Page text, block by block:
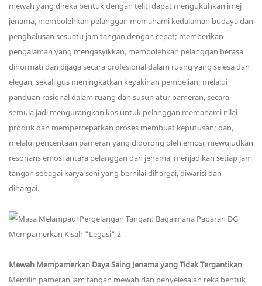
mewah yang direka bentuk dengan teliti dapat mengukuhkan imej
jenama, membolehkan pelanggan memahami kedalaman budaya dan
penghalusan sesuatu jam tangan dengan cepat; memberikan
pengalaman yang mengasyikkan, membolehkan pelanggan berasa
dihormati dan dijaga secara profesional dalam ruang yang selesa dan
elegan, sekali gus meningkatkan keyakinan pembelian; melalui
panduan rasional dalam ruang dan susun atur pameran, secara
semula jadi mengurangkan kos untuk pelanggan memahami nilai
produk dan mempercepatkan proses membuat keputusan; dan,
melalui penceritaan pameran yang didorong oleh emosi, mewujudkan
resonans emosi antara pelanggan dan jenama, menjadikan setiap jam
tangan sebagai karya seni yang bernilai dihargai, diwarisi dan
dihargai.
Mewah Mempamerkan Daya Saing Jenama yang Tidak Tergantikan
Memilih pameran jam tangan mewah dan penyelesaian reka bentuk